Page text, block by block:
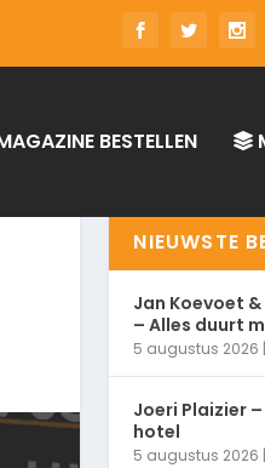
BESTELLEN
NIEUWSTE
Jan Koevoet
– Alles duurt
5 augustus 2026 |
Joeri Plaizier
hotel
5 augustus 2026 |